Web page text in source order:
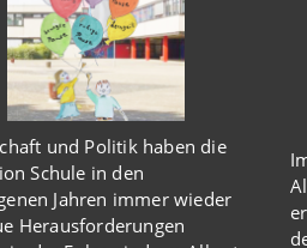
und Politik haben die
Schule in den
Jahren immer wieder
Herausforderungen